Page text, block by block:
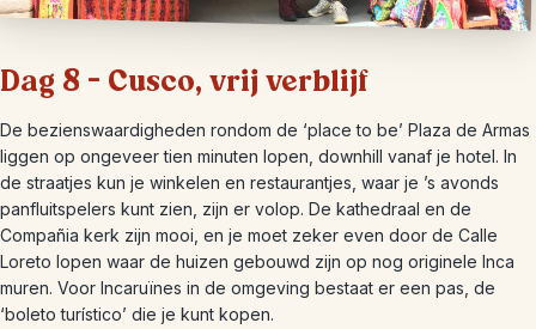
Dag 8 – Cusco, vrij verblijf
De bezienswaardigheden rondom de ‘place to be’ Plaza de Armas
liggen op ongeveer tien minuten lopen, downhill vanaf je hotel. In
de straatjes kun je winkelen en restaurantjes, waar je ’s avonds
panfluitspelers kunt zien, zijn er volop. De kathedraal en de
Compañia kerk zijn mooi, en je moet zeker even door de Calle
Loreto lopen waar de huizen gebouwd zijn op nog originele Inca
muren. Voor Incaruïnes in de omgeving bestaat er een pas, de
‘boleto turístico’ die je kunt kopen.